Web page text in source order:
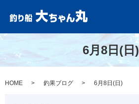
6月8日(日)
HOME 釣果ブログ 6月8日(日)